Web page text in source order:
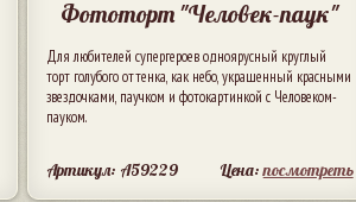
Фототорт "Человек-паук"
Для любителей супергероев одноярусный круглый
торт голубого оттенка, как небо, украшенный красными
звездочками, паучком и фотокартинкой с Человеком-
пауком.
Артикул: A59229 Цена:посмотреть